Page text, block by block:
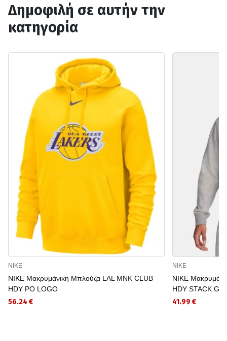
Δημοφιλή σε αυτήν την
κατηγορία
NIKE
NIKE Μακρυμάνικη Μπλούζα LAL MNK CLUB
HDY PO LOGO
56.24 €
NIKE
NIKE
HDY STACK GX
41.99 €